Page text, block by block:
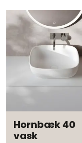
Hornbæk 40
vask